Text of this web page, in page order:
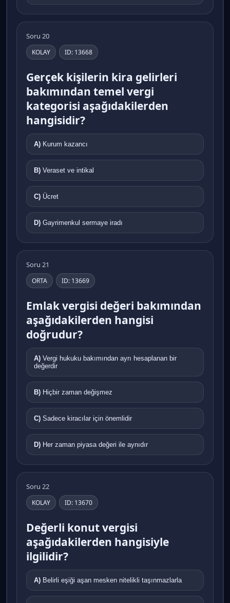
Soru 20
KOLAY ID: 13668
Gerçek kişilerin kira gelirleri
bakımından temel vergi
kategorisi aşağıdakilerden
hangisidir?
A) Kurum kazancı
B) Veraset ve intikal
C) Ücret
D) Gayrimenkul sermaye iradı
Soru 21
ORTA ID: 13669
Emlak vergisi değeri bakımından
aşağıdakilerden hangisi
doğrudur?
A)
değerdir
B) Hiçbir zaman değişmez
C) Sadece kiracılar için önemlidir
D) Her zaman piyasa değeri ile aynıdır
Soru 22
KOLAY ID: 13670
Değerli konut vergisi
aşağıdakilerden hangisiyle
ilgilidir?
A) Belirli eşiği aşan mesken nitelikli taşınmazlarla